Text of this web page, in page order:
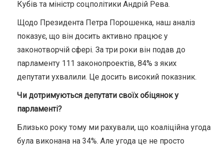
Кубів та міністр соцполітики Андрій Рева.
Щодо Президента Петра Порошенка, наш аналіз
показує, що він досить активно працює у
законотворчій сфері. За три роки він подав до
парламенту 111 законопроектів, 84% з яких
депутати ухвалили. Це досить високий показник.
Чи дотримуються депутати своїх обіцянок у
парламенті?
Близько року тому ми рахували, що коаліційна угода
була виконана на 34%. Але угода це не просто